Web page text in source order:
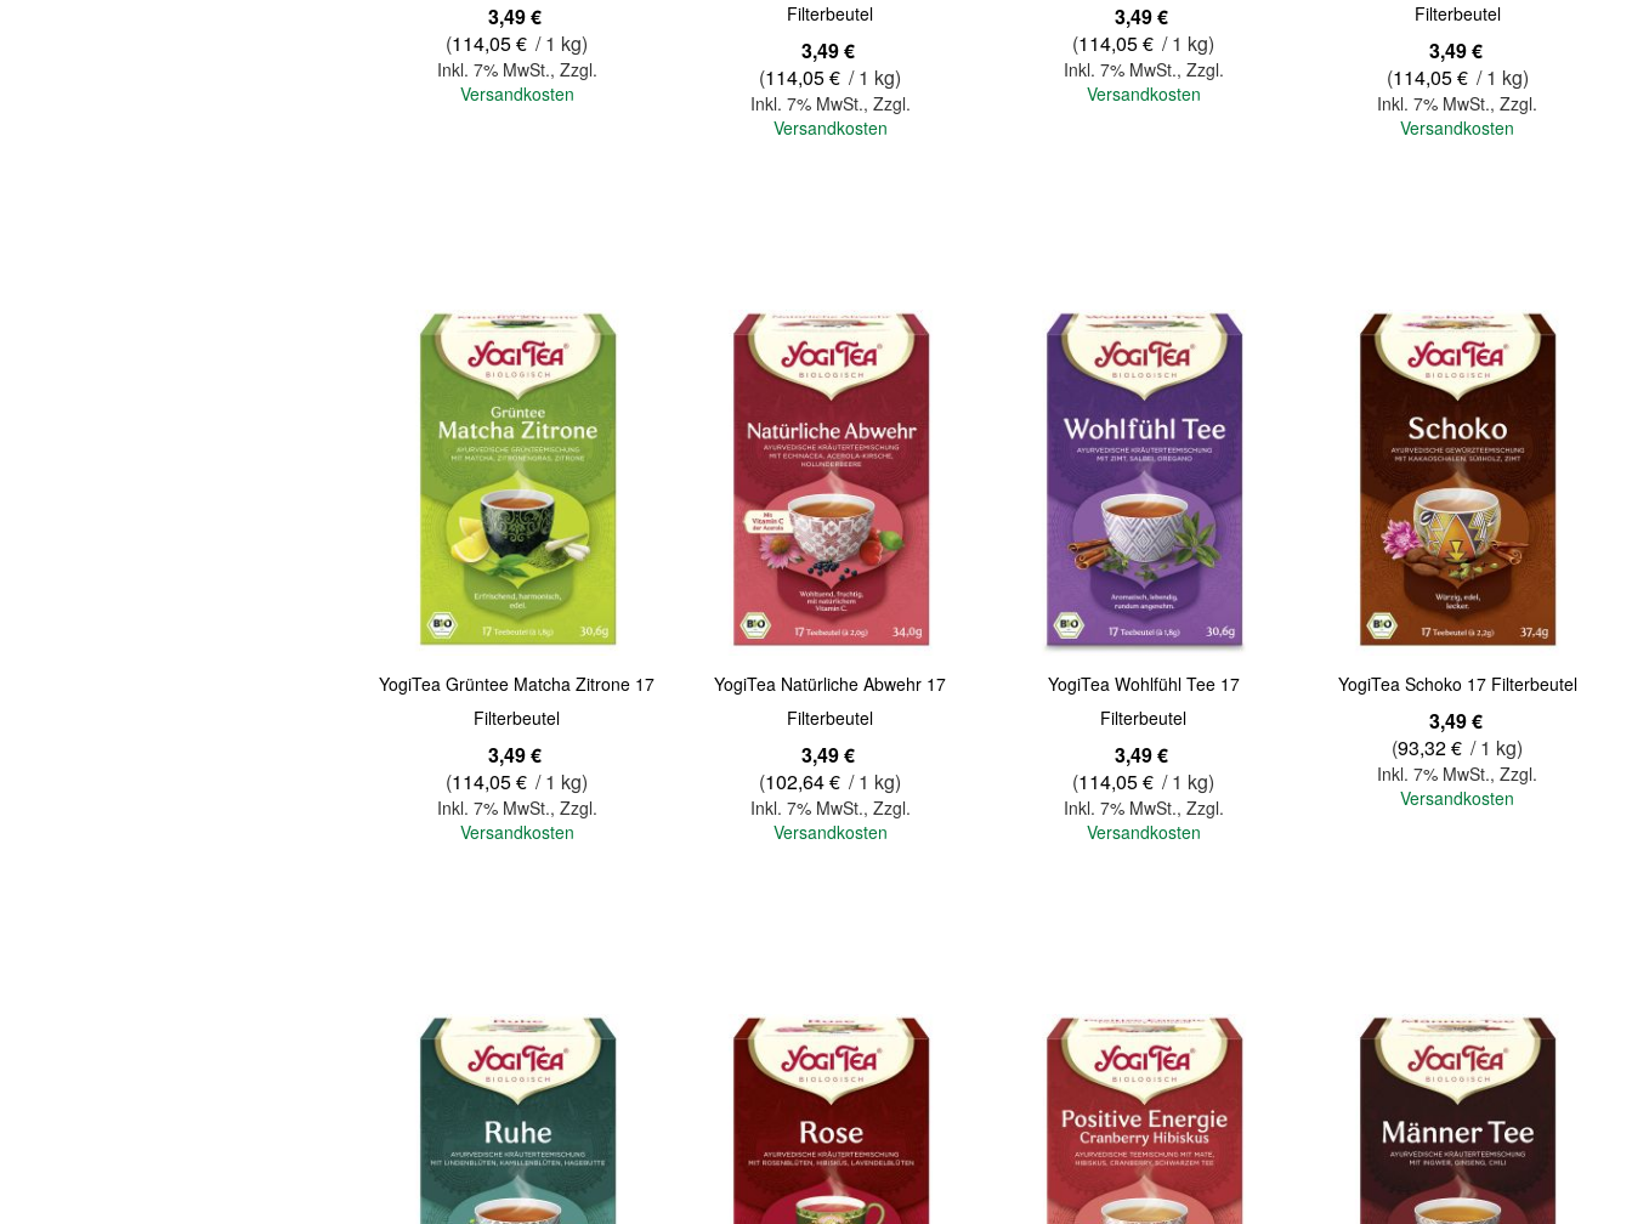
3,49 €
(114,05 € / 1 kg)
Inkl. 7% MwSt., Zzgl.
Versandkosten
Quickview
Filterbeutel
3,49 €
(114,05 € / 1 kg)
Inkl. 7% MwSt., Zzgl.
Versandkosten
Quickview
3,49 €
(114,05 € / 1 kg)
Inkl. 7% MwSt., Zzgl.
Versandkosten
Quickview
Filterbeutel
3,49 €
(114,05 € / 1 kg)
Inkl. 7% MwSt.,Zzgl.
Versandkosten
Quickview
YogiTea Grüntee Matcha Zitrone 17
Filterbeutel
3,49 €
(114,05 € / 1 kg)
Inkl. 7% MwSt., Zzgl.
Versandkosten
YogiTea Natürliche Abwehr 17
Filterbeutel
3,49 €
(102,64 € / 1 kg)
Inkl. 7% MwSt., Zzgl.
Versandkosten
YogiTea Wohlfühl Tee 17
Filterbeutel
3,49 €
(114,05 € / 1 kg)
Inkl. 7% MwSt., Zzgl.
Versandkosten
YogiTea Schoko 17 Filterbeutel
3,49 €
(93,32 € / 1 kg)
Inkl. 7% MwSt.,Zzgl.
Versandkosten
Quickview